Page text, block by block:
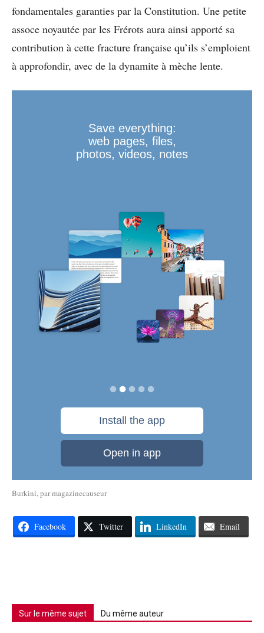
fondamentales garanties par la Constitution. Une petite
assoce noyautée par les Frérots aura ainsi apporté sa
contribution à cette fracture française qu’ils s’emploient
à approfondir, avec de la dynamite à mèche lente.
Burkini, parmagazinecauseur
Facebook Twitter LinkedIn Email
Sur le même sujet Du même auteur